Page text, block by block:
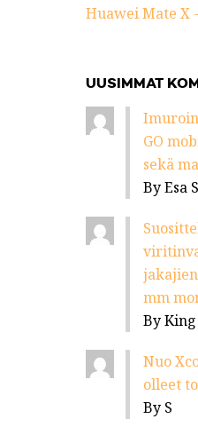
Huawei Mate X
UUSIMMAT
GO
sekä
By Esa
mm
By
Nuo
olleet
By S